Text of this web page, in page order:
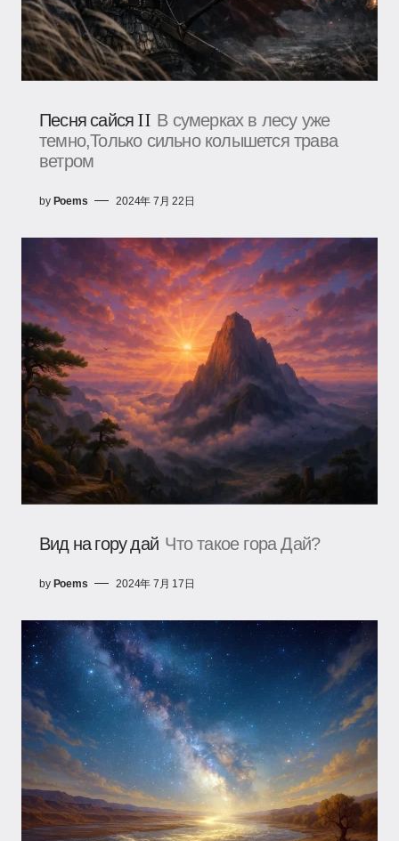
Песня сайся II В сумерках в лесу уже
темно,Только сильно колышется трава
ветром
by Poems 2024年 7月 22日
Вид на гору дай Что такое гора Дай?
by Poems 2024年 7月 17日